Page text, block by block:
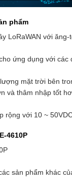
phẩm
LoRaWAN với
ứng dụng với các
mặt trời bên
và thâm nhập tốt
rộng với 10 ~
4610P
sản phẩm khác